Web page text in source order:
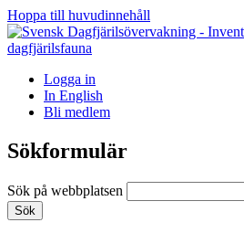
Hoppa till huvudinnehåll
Logga in
In English
Bli medlem
Sökformulär
Sök på webbplatsen